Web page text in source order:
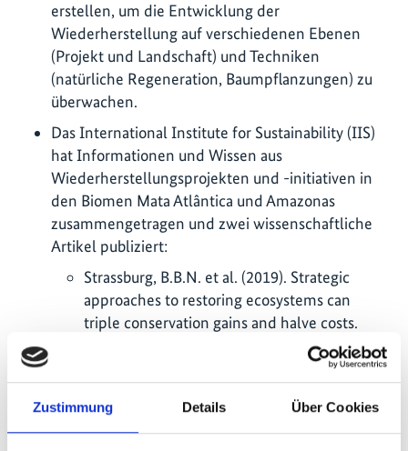
Zustimmung Details Über Cookies
erstellen, um die Entwicklung der
Wiederherstellung auf verschiedenen Ebenen
(Projekt und Landschaft) und Techniken
(natürliche Regeneration, Baumpflanzungen) zu
überwachen.
Das International Institute for Sustainability (IIS)
hat Informationen und Wissen aus
Wiederherstellungsprojekten und -initiativen in
den Biomen Mata Atlântica und Amazonas
zusammengetragen und zwei wissenschaftliche
Artikel publiziert:
Strassburg, B.B.N. et al. (2019). Strategic
approaches to restoring ecosystems can
triple conservation gains and halve costs.
Nature Ecology & Evolution 3, 62-70.
systems enhance biodiversity and ecosystem
service provision in agricultural landscapes? A